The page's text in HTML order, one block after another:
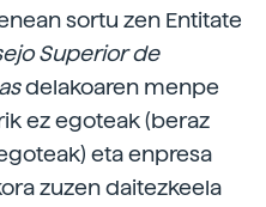
sortu zen Entitate
Superior de
delakoaren menpe
ez egoteak (beraz
eta enpresa
zuzen daitezkeela